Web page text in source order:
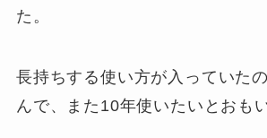
た。
長持ちする使い方が入っていた
んで、また10年使いたいとおも